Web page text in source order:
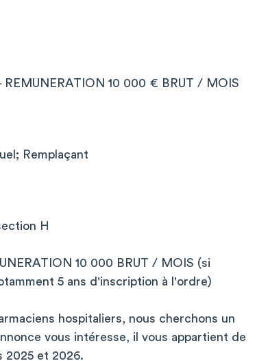
10 000 € BRUT / MOIS
Remplaçant
H
10 000 BRUT / MOIS (si
5 ans d'inscription à l'ordre)
hospitaliers, nous cherchons un
vous intéresse, il vous appartient de
2025 et 2026.